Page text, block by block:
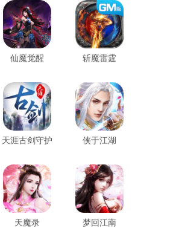
仙魔觉醒 斩魔雷霆
天涯古剑守护 侠于江湖
天魔录 梦回江南